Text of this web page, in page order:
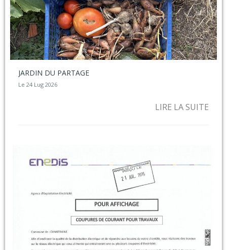
JARDIN DU PARTAGE
Le 24 Lug 2026
LIRE LA SUITE